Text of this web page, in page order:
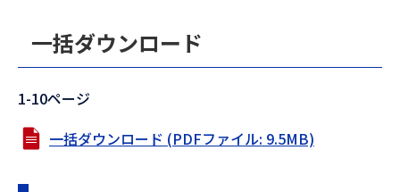
一括ダウンロード
1-10ページ
一括ダウンロード (PDFファイル: 9.5MB)